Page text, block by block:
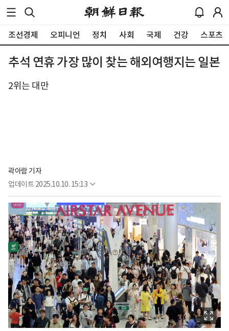
조선경제 오피니언 정치 사회 국제 건강 스포츠
추석 연휴 가장 많이 찾는 해외여행지는 일본
2위는 대만
곽아람 기자
업데이트 2025.10.10. 15:13